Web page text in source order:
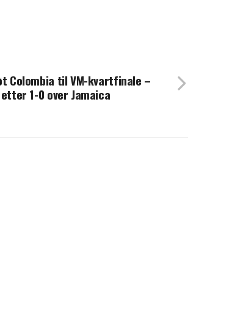
Colombia til VM-kvartfinale –
1-0 over Jamaica